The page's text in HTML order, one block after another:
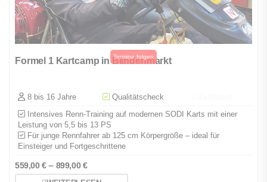
Formel 1 Kartcamp in Blindenmarkt
8 bis 16 Jahre Qualitätscheck
Intensives Renn-Training auf modernen SODI Karts mit einer
Leistung von 5,5 bis 13 PS
Für junge Rennfahrer ab 125 cm Körpergröße – ideal für
Einsteiger und Fortgeschrittene
559,00€– 899,00€